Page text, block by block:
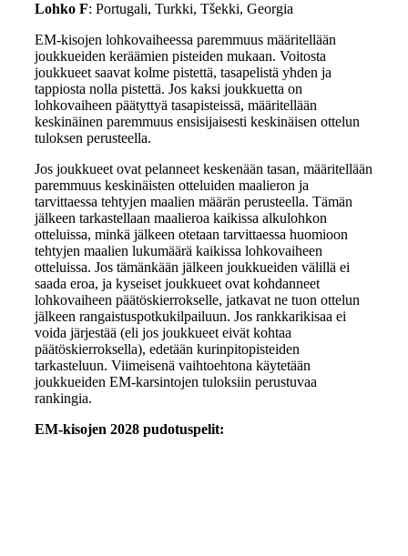
Lohko F: Portugali, Turkki, Tšekki, Georgia
EM-kisojen lohkovaiheessa paremmuus määritellään
joukkueiden keräämien pisteiden mukaan. Voitosta
joukkueet saavat kolme pistettä, tasapelistä yhden ja
tappiosta nolla pistettä. Jos kaksi joukkuetta on
lohkovaiheen päätyttyä tasapisteissä, määritellään
keskinäinen paremmuus ensisijaisesti keskinäisen ottelun
tuloksen perusteella.
Jos joukkueet ovat pelanneet keskenään tasan, määritellään
paremmuus keskinäisten otteluiden maalieron ja
tarvittaessa tehtyjen maalien määrän perusteella. Tämän
jälkeen tarkastellaan maalieroa kaikissa alkulohkon
otteluissa, minkä jälkeen otetaan tarvittaessa huomioon
tehtyjen maalien lukumäärä kaikissa lohkovaiheen
otteluissa. Jos tämänkään jälkeen joukkueiden välillä ei
saada eroa, ja kyseiset joukkueet ovat kohdanneet
lohkovaiheen päätöskierrokselle, jatkavat ne tuon ottelun
jälkeen rangaistuspotkukilpailuun. Jos rankkarikisaa ei
voida järjestää (eli jos joukkueet eivät kohtaa
päätöskierroksella), edetään kurinpitopisteiden
tarkasteluun. Viimeisenä vaihtoehtona käytetään
joukkueiden EM-karsintojen tuloksiin perustuvaa
rankingia.
EM-kisojen 2028 pudotuspelit: